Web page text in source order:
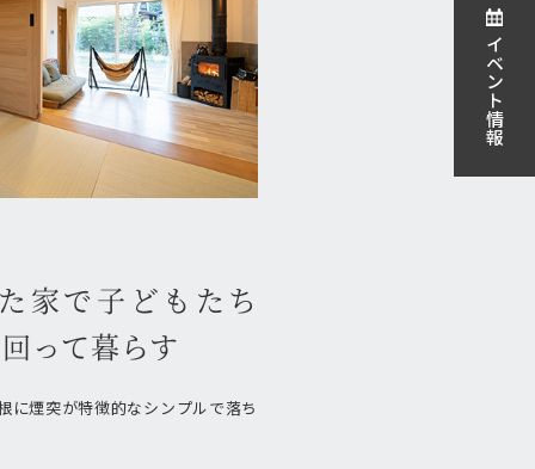
家で子どもたち
って暮らす
に煙突が特徴的なシンプルで落ち
イベント情報